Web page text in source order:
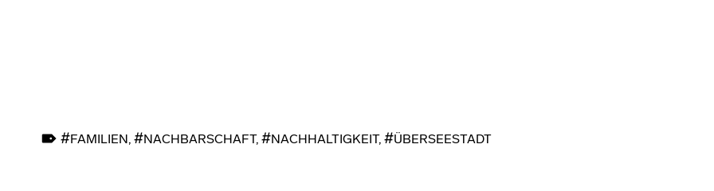
FAMILIEN, NACHBARSCHAFT, NACHHALTIGKEIT, ÜBERSEESTADT